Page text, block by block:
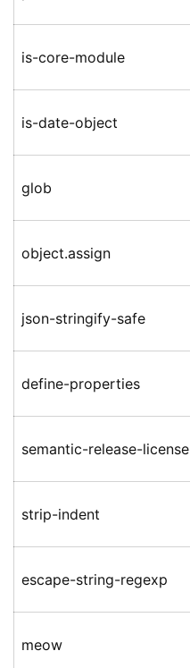
is-core-module
is-date-object
glob
object.assign
json-stringify-safe
define-properties
semantic-release-license
strip-indent
escape-string-regexp
meow